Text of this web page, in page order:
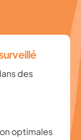
des
optimales